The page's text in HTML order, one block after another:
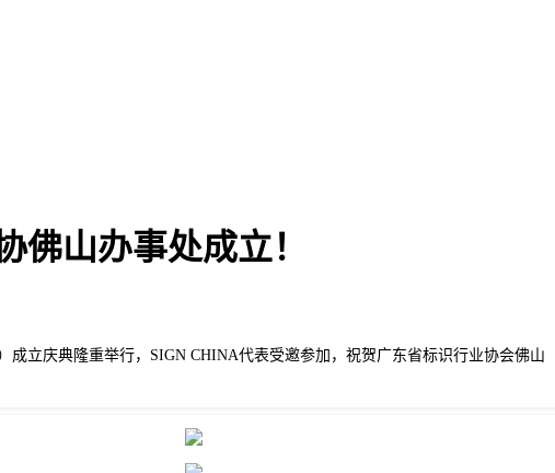
佛山办事处成立！
成立庆典隆重举行，SIGN CHINA代表受邀参加，祝贺广东省标识行业协会佛山